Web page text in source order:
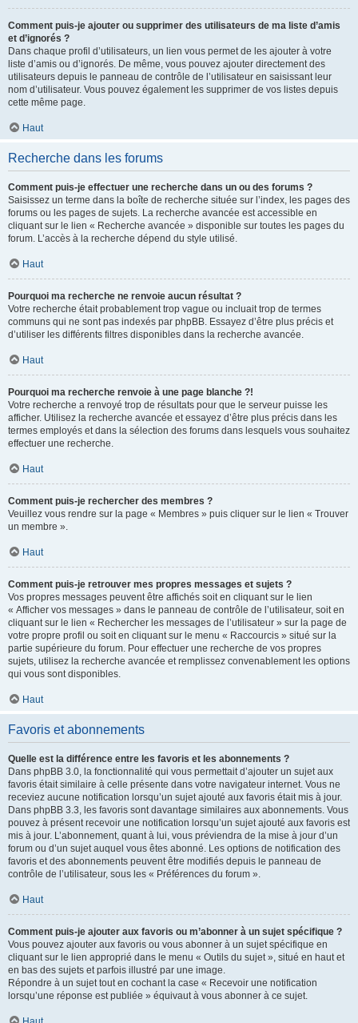
Comment puis-je ajouter ou supprimer des utilisateurs de ma liste d’amis
et d’ignorés ?
Dans chaque profil d’utilisateurs, un lien vous permet de les ajouter à votre
liste d’amis ou d’ignorés. De même, vous pouvez ajouter directement des
utilisateurs depuis le panneau de contrôle de l’utilisateur en saisissant leur
nom d’utilisateur. Vous pouvez également les supprimer de vos listes depuis
cette même page.
Haut
Recherche dans les forums
Comment puis-je effectuer une recherche dans un ou des forums ?
Saisissez un terme dans la boîte de recherche située sur l’index, les pages des
forums ou les pages de sujets. La recherche avancée est accessible en
cliquant sur le lien « Recherche avancée » disponible sur toutes les pages du
forum. L’accès à la recherche dépend du style utilisé.
Haut
Pourquoi ma recherche ne renvoie aucun résultat ?
Votre recherche était probablement trop vague ou incluait trop de termes
communs qui ne sont pas indexés par phpBB. Essayez d’être plus précis et
d’utiliser les différents filtres disponibles dans la recherche avancée.
Haut
Pourquoi ma recherche renvoie à une page blanche ?!
Votre recherche a renvoyé trop de résultats pour que le serveur puisse les
afficher. Utilisez la recherche avancée et essayez d’être plus précis dans les
termes employés et dans la sélection des forums dans lesquels vous souhaitez
effectuer une recherche.
Haut
Comment puis-je rechercher des membres ?
Veuillez vous rendre sur la page « Membres » puis cliquer sur le lien « Trouver
un membre ».
Haut
Comment puis-je retrouver mes propres messages et sujets ?
Vos propres messages peuvent être affichés soit en cliquant sur le lien
« Afficher vos messages » dans le panneau de contrôle de l’utilisateur, soit en
cliquant sur le lien « Rechercher les messages de l’utilisateur » sur la page de
votre propre profil ou soit en cliquant sur le menu « Raccourcis » situé sur la
partie supérieure du forum. Pour effectuer une recherche de vos propres
sujets, utilisez la recherche avancée et remplissez convenablement les options
qui vous sont disponibles.
Haut
Favoris et abonnements
Quelle est la différence entre les favoris et les abonnements ?
Dans phpBB 3.0, la fonctionnalité qui vous permettait d’ajouter un sujet aux
favoris était similaire à celle présente dans votre navigateur internet. Vous ne
receviez aucune notification lorsqu’un sujet ajouté aux favoris était mis à jour.
Dans phpBB 3.3, les favoris sont davantage similaires aux abonnements. Vous
pouvez à présent recevoir une notification lorsqu’un sujet ajouté aux favoris est
mis à jour. L’abonnement, quant à lui, vous préviendra de la mise à jour d’un
forum ou d’un sujet auquel vous êtes abonné. Les options de notification des
favoris et des abonnements peuvent être modifiés depuis le panneau de
contrôle de l’utilisateur, sous les « Préférences du forum ».
Haut
Comment puis-je ajouter aux favoris ou m’abonner à un sujet spécifique ?
Vous pouvez ajouter aux favoris ou vous abonner à un sujet spécifique en
cliquant sur le lien approprié dans le menu « Outils du sujet », situé en haut et
en bas des sujets et parfois illustré par une image.
Répondre à un sujet tout en cochant la case « Recevoir une notification
lorsqu’une réponse est publiée » équivaut à vous abonner à ce sujet.